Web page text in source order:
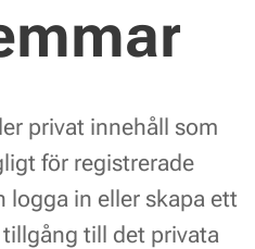
privat innehåll som
för registrerade
logga in eller skapa ett
till det privata